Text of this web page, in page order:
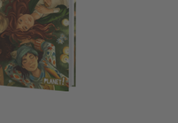
Mein Willow-Freundebuch